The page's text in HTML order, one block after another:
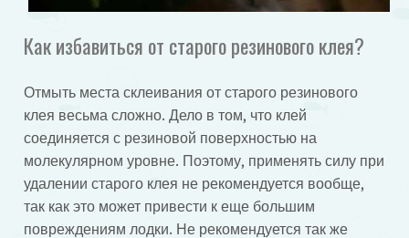
Как избавиться от старого резинового клея?
Отмыть места склеивания от старого резинового
клея весьма сложно. Дело в том, что клей
соединяется с резиновой поверхностью на
молекулярном уровне. Поэтому, применять силу при
удалении старого клея не рекомендуется вообще,
так как это может привести к еще большим
повреждениям лодки. Не рекомендуется так же